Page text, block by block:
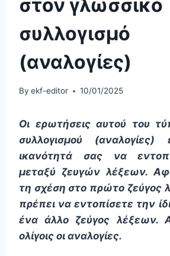
στον γλωσσικό
συλλογισμό
(αναλογίες)
By ekf-editor 10/01/2025
Οι ερωτήσεις αυτού του
συλλογισμού (αναλογίες)
ικανότητά σας να
μεταξύ ζευγών λέξεων.
τη σχέση στο πρώτο ζεύγος
πρέπει να εντοπίσετε την
ένα άλλο ζεύγος λέξεων.
ολίγοις οι αναλογίες.